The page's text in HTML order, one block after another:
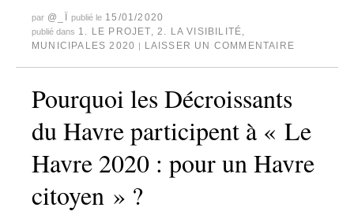
par @_Ï publié le 15/01/2020
publié dans 1. LE PROJET 2. LA VISIBILITÉ
MUNICIPALES 2020 | LAISSER UN COMMENTAIRE
Pourquoi les Décroissants
du Havre participent à « Le
Havre 2020 : pour un Havre
citoyen » ?